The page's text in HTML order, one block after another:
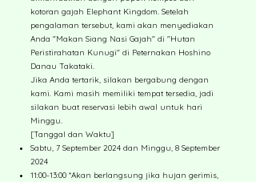
kotoran gajah Elephant Kingdom. Setelah
pengalaman tersebut, kami akan menyediakan
Anda "Makan Siang Nasi Gajah" di "Hutan
Peristirahatan Kunugi" di Peternakan Hoshino
Danau Takataki.
Jika Anda tertarik, silakan bergabung dengan
kami. Kami masih memiliki tempat tersedia, jadi
silakan buat reservasi lebih awal untuk hari
Minggu.
[Tanggal dan Waktu]
Sabtu, 7 September 2024 dan Minggu, 8 September
2024
11:00-13:00 *Akan berlangsung jika hujan gerimis,